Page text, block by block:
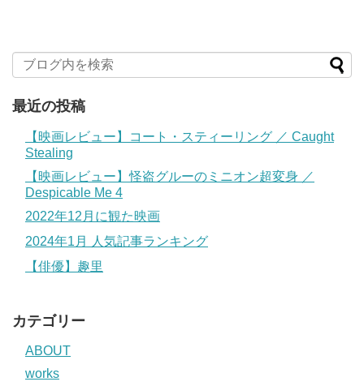
最近の投稿
【映画レビュー】コート・スティーリング ／ Caught
Stealing
【映画レビュー】怪盗グルーのミニオン超変身 ／
Despicable Me 4
2022年12月に観た映画
2024年1月 人気記事ランキング
【俳優】趣里
カテゴリー
ABOUT
works